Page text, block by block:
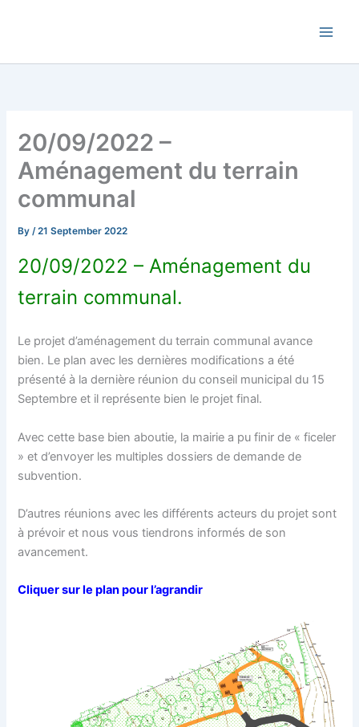
20/09/2022 –
Aménagement du terrain
communal
By/21 September 2022
20/09/2022 – Aménagement du
terrain communal.
Le projet d’aménagement du terrain communal avance
bien. Le plan avec les dernières modifications a été
présenté à la dernière réunion du conseil municipal du 15
Septembre et il représente bien le projet final.
Avec cette base bien aboutie, la mairie a pu finir de « ficeler
» et d’envoyer les multiples dossiers de demande de
subvention.
D’autres réunions avec les différents acteurs du projet sont
à prévoir et nous vous tiendrons informés de son
avancement.
Cliquer sur le plan pour l’agrandir